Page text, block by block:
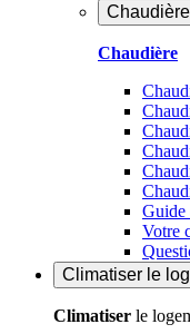
Chaudière
Chaudière
Guide
Votre
Climatiser le
Climatiser le